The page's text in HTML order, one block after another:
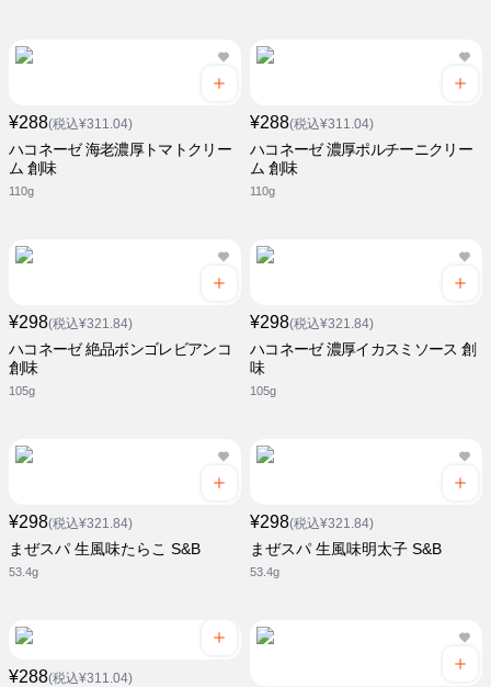
¥288(税込¥311.04)
ハコネーゼ 海老濃厚トマトクリー
ム 創味
110g
¥288(税込¥311.04)
ハコネーゼ 濃厚ポルチーニクリー
ム 創味
110g
¥298(税込¥321.84)
ハコネーゼ 絶品ボンゴレビアンコ
創味
105g
¥298(税込¥321.84)
ハコネーゼ 濃厚イカスミソース 創
味
105g
¥298(税込¥321.84)
まぜスパ 生風味たらこ S&B
53.4g
¥298(税込¥321.84)
まぜスパ 生風味明太子 S&B
53.4g
¥288(税込¥311.04)